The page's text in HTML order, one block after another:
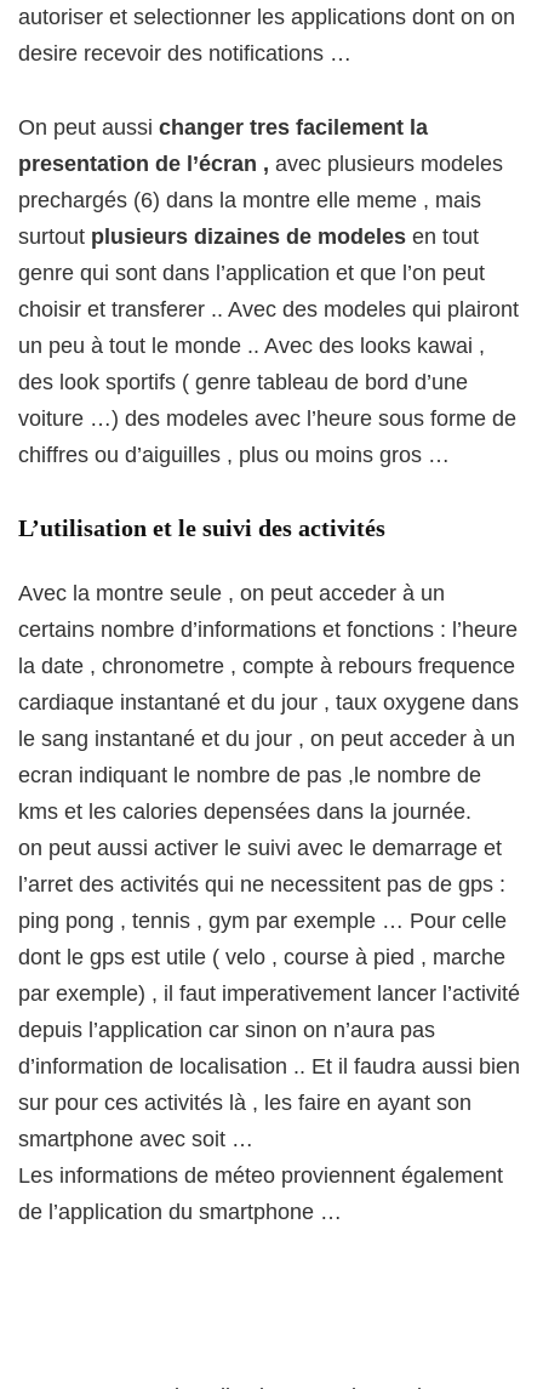
autoriser et selectionner les applications dont on on
desire recevoir des notifications …
On peut aussi changer tres facilement la
presentation de l’écran , avec plusieurs modeles
prechargés (6) dans la montre elle meme , mais
surtout plusieurs dizaines de modeles en tout
genre qui sont dans l’application et que l’on peut
choisir et transferer .. Avec des modeles qui plairont
un peu à tout le monde .. Avec des looks kawai ,
des look sportifs ( genre tableau de bord d’une
voiture …) des modeles avec l’heure sous forme de
chiffres ou d’aiguilles , plus ou moins gros …
L’utilisation et le suivi des activités
Avec la montre seule , on peut acceder à un
certains nombre d’informations et fonctions : l’heure
la date , chronometre , compte à rebours frequence
cardiaque instantané et du jour , taux oxygene dans
le sang instantané et du jour , on peut acceder à un
ecran indiquant le nombre de pas ,le nombre de
kms et les calories depensées dans la journée.
on peut aussi activer le suivi avec le demarrage et
l’arret des activités qui ne necessitent pas de gps :
ping pong , tennis , gym par exemple … Pour celle
dont le gps est utile ( velo , course à pied , marche
par exemple) , il faut imperativement lancer l’activité
depuis l’application car sinon on n’aura pas
d’information de localisation .. Et il faudra aussi bien
sur pour ces activités là , les faire en ayant son
smartphone avec soit …
Les informations de méteo proviennent également
de l’application du smartphone …